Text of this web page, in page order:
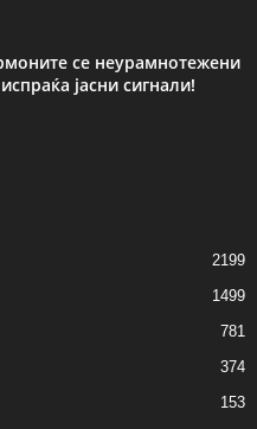
се неурамнотежени
јасни сигнали!
2199
1499
781
374
153